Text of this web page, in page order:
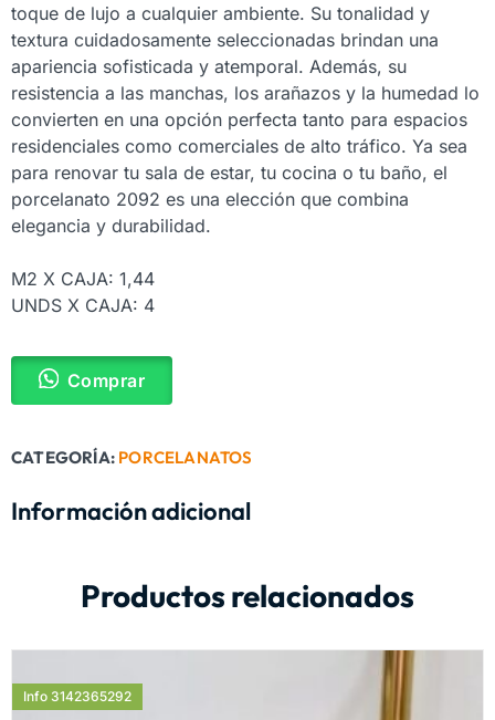
toque de lujo a cualquier ambiente. Su tonalidad y
textura cuidadosamente seleccionadas brindan una
apariencia sofisticada y atemporal. Además, su
resistencia a las manchas, los arañazos y la humedad lo
convierten en una opción perfecta tanto para espacios
residenciales como comerciales de alto tráfico. Ya sea
para renovar tu sala de estar, tu cocina o tu baño, el
porcelanato 2092 es una elección que combina
elegancia y durabilidad.
M2 X CAJA: 1,44
UNDS X CAJA: 4
Comprar
CATEGORÍA: PORCELANATOS
Información adicional
Productos relacionados
Info 3142365292